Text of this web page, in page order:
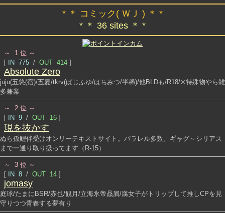
* ＊ コミック( ＷＪ ) ＊ *
* ＊ 36 sites ＊ *
～ 1 位 ～
[
IN 775 / OUT 414 ]
Absolute Zero
juju(五悠(宿)/五夏/tkrv(ばじふゆ/はちみつ/半稀)/他BLDも/R18/※特殊物やら雑
多兼業
～ 2 位 ～
[
IN 9 / OUT 16 ]
現を抜かす
ぬら孫鯉伴受けオンリーテキストサイト。パラレル多数。ギャグ～シリアス
まで一通り取り扱ってます（R-15）
～ 3 位 ～
[
IN 8 / OUT 14 ]
jomasy
庭球/たまにBSR/赤也/観月/立海氷帝贔屓/腐女子がトリップして推しCPを見
守りつつ青春する夢有り